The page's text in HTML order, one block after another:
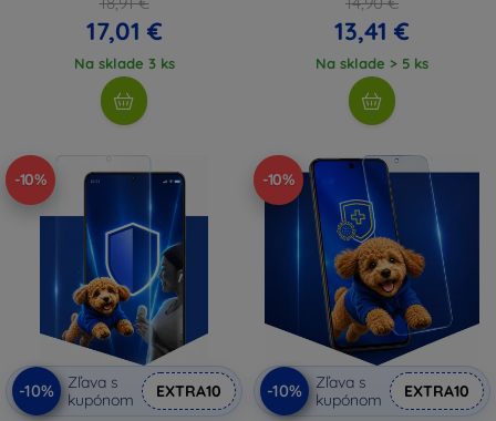
17,01 €
Na sklade 3 ks
13,41 €
Na sklade > 5 ks
-10%
-10%
Zľava s
kupónom
EXTRA10
-10%
-10%
Zľava s
kupónom
EXTRA10